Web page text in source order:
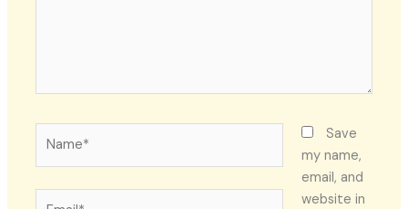
Save
my name,
email, and
website in